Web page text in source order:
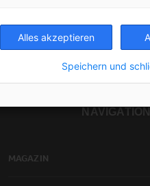
NAVIGATION
MAGAZIN
Alles akzeptieren
Speichern und